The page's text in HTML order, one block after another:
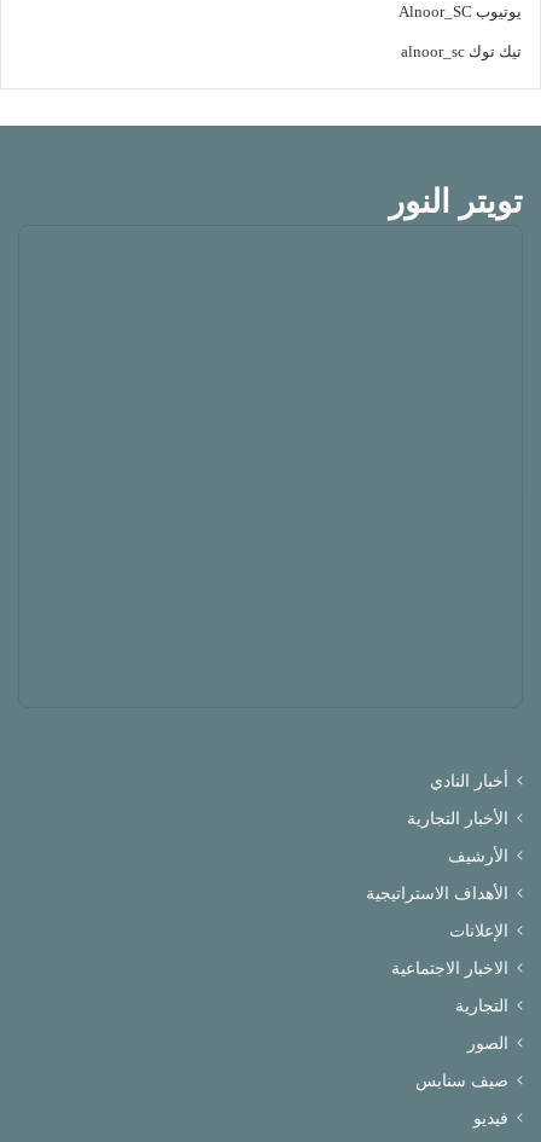
يوتيوب Alnoor_SC
تيك توك alnoor_sc
تويتر النور
أخبار النادي
الأخبار التجارية
الأرشيف
الأهداف الاستراتيجية
الإعلانات
الاخبار الاجتماعية
التجارية
الصور
صيف سنابس
فيديو